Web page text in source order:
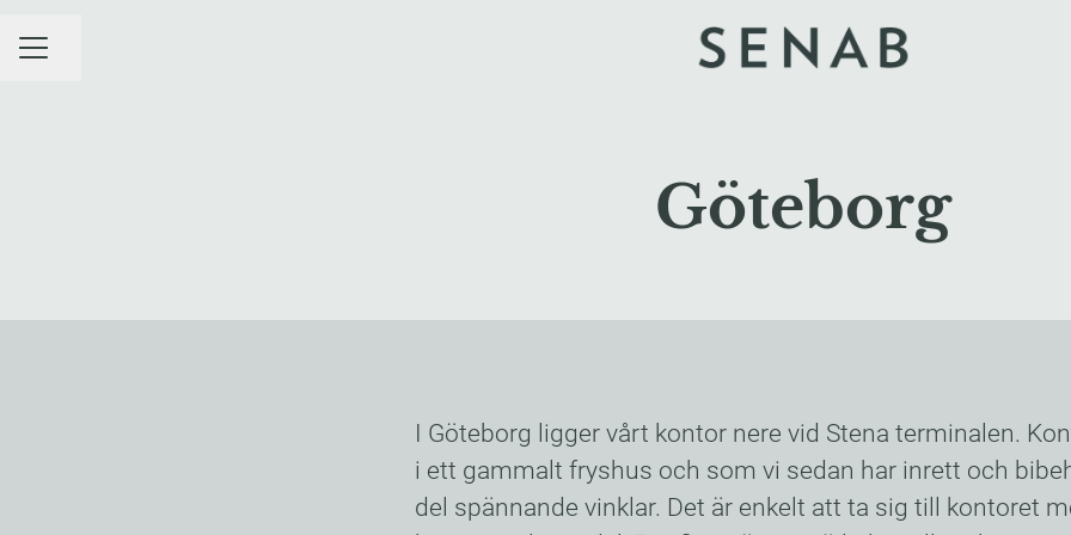
KARRIÄRMENY
Dela sidan
Göteborg
I Göteborg ligger vårt kontor nere vid Stena terminalen.
i ett gammalt fryshus och som vi sedan har inrett och
del spännande vinklar. Det är enkelt att ta sig till kontoret